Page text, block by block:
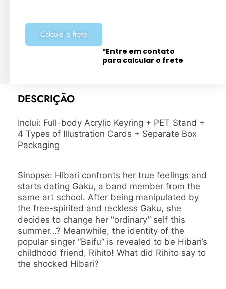
Calcule o frete
*Entre em contato
para calcular o frete
DESCRIÇÃO
Inclui: Full-body Acrylic Keyring + PET Stand +
4 Types of Illustration Cards + Separate Box
Packaging
Sinopse: Hibari confronts her true feelings and
starts dating Gaku, a band member from the
same art school. After being manipulated by
the free-spirited and reckless Gaku, she
decides to change her “ordinary” self this
summer…? Meanwhile, the identity of the
popular singer “Baifu” is revealed to be Hibari’s
childhood friend, Rihito! What did Rihito say to
the shocked Hibari?